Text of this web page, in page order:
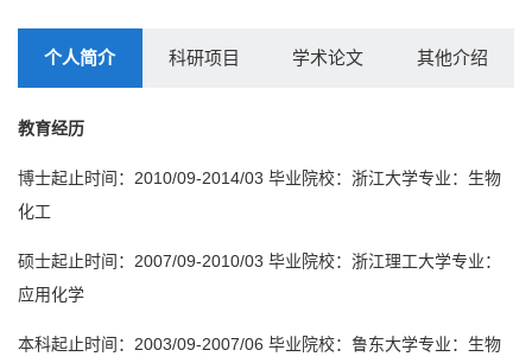
个人简介 科研项目 学术论文 其他介绍
教育经历
博士起止时间：2010/09-2014/03 毕业院校：浙江大学专业：生物
化工
硕士起止时间：2007/09-2010/03 毕业院校：浙江理工大学专业：
应用化学
本科起止时间：2003/09-2007/06 毕业院校：鲁东大学专业：生物